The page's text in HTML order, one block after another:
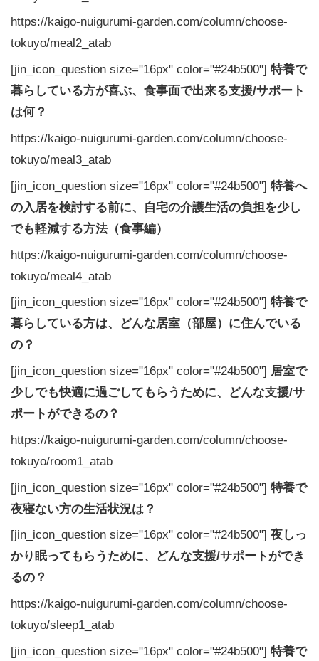
https://kaigo-nuigurumi-garden.com/column/choose-
tokuyo/meal2_atab
[jin_icon_question size="16px" color="#24b500"] 特養で
暮らしている方が喜ぶ、食事面で出来る支援/サポート
は何？
https://kaigo-nuigurumi-garden.com/column/choose-
tokuyo/meal3_atab
[jin_icon_question size="16px" color="#24b500"] 特養へ
の入居を検討する前に、自宅の介護生活の負担を少し
でも軽減する方法（食事編）
https://kaigo-nuigurumi-garden.com/column/choose-
tokuyo/meal4_atab
[jin_icon_question size="16px" color="#24b500"] 特養で
暮らしている方は、どんな居室（部屋）に住んでいる
の？
[jin_icon_question size="16px" color="#24b500"] 居室で
少しでも快適に過ごしてもらうために、どんな支援/サ
ポートができるの？
https://kaigo-nuigurumi-garden.com/column/choose-
tokuyo/room1_atab
[jin_icon_question size="16px" color="#24b500"] 特養で
夜寝ない方の生活状況は？
[jin_icon_question size="16px" color="#24b500"] 夜しっ
かり眠ってもらうために、どんな支援/サポートができ
るの？
https://kaigo-nuigurumi-garden.com/column/choose-
tokuyo/sleep1_atab
[jin_icon_question size="16px" color="#24b500"] 特養で